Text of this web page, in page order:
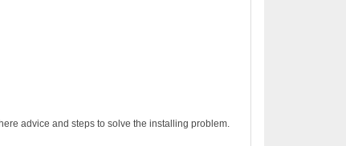
advice and steps to solve the installing problem.